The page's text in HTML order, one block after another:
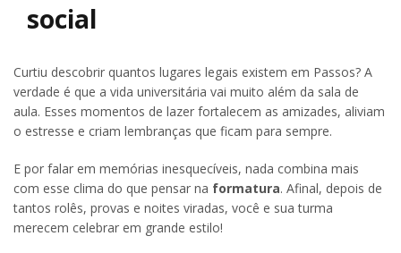
social
Curtiu descobrir quantos lugares legais existem em Passos? A
verdade é que a vida universitária vai muito além da sala de
aula. Esses momentos de lazer fortalecem as amizades, aliviam
o estresse e criam lembranças que ficam para sempre.
E por falar em memórias inesquecíveis, nada combina mais
com esse clima do que pensar na formatura. Afinal, depois de
tantos rolês, provas e noites viradas, você e sua turma
merecem celebrar em grande estilo!